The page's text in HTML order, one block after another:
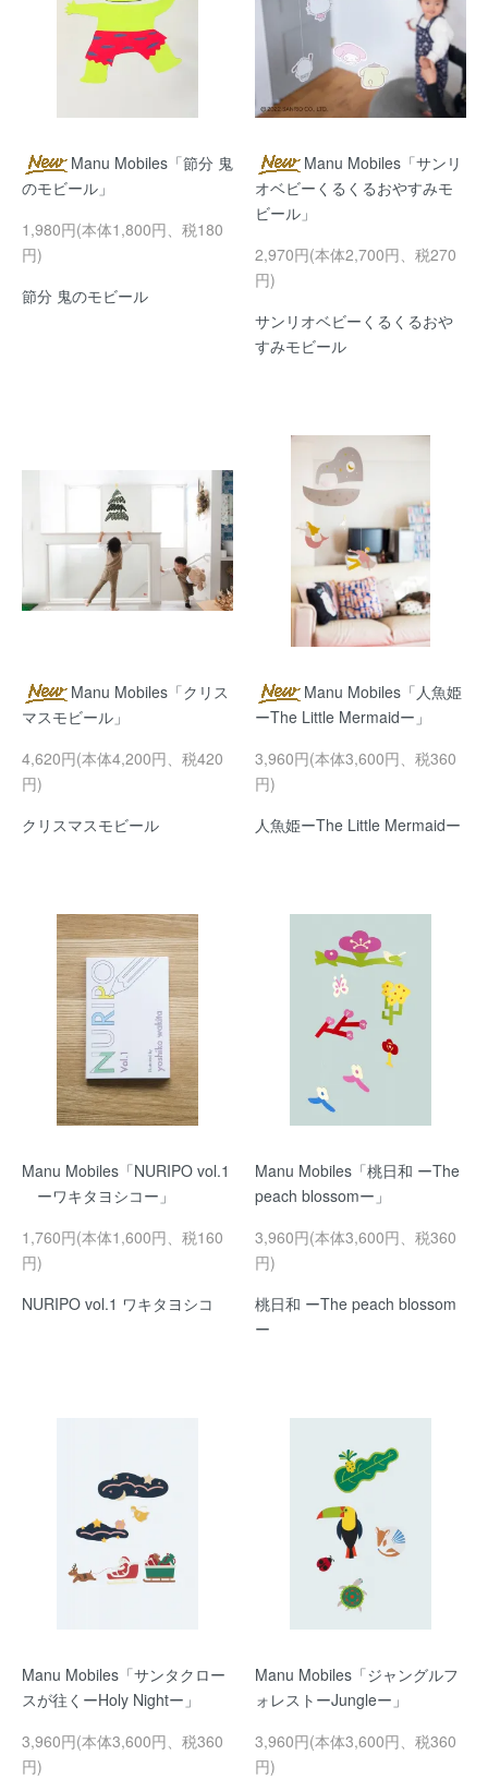
Manu Mobiles「節分 鬼
のモビール」
1,980円(本体1,800円、税180
円)
節分 鬼のモビール
Manu Mobiles「サンリ
オベビーくるくるおやすみモ
ビール」
2,970円(本体2,700円、税270
円)
サンリオベビーくるくるおや
すみモビール
Manu Mobiles「クリス
マスモビール」
4,620円(本体4,200円、税420
円)
クリスマスモビール
Manu Mobiles「人魚姫
ーThe Little Mermaidー」
3,960円(本体3,600円、税360
円)
人魚姫ーThe Little Mermaidー
Manu Mobiles「NURIPO vol.1
ーワキタヨシコー」
1,760円(本体1,600円、税160
円)
NURIPO vol.1 ワキタヨシコ
Manu Mobiles「桃日和 ーThe
peach blossomー」
3,960円(本体3,600円、税360
円)
桃日和 ーThe peach blossom
ー
Manu Mobiles「サンタクロー
スが往くーHoly Nightー」
3,960円(本体3,600円、税360
円)
Manu Mobiles「ジャングルフ
ォレストーJungleー」
3,960円(本体3,600円、税360
円)